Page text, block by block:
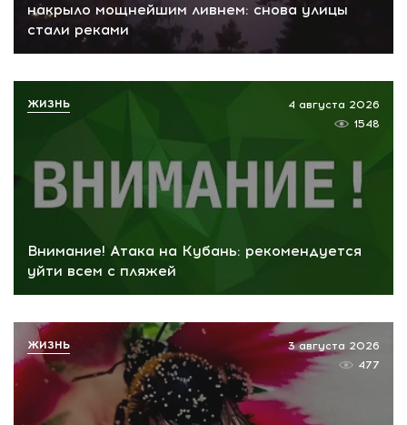
накрыло мощнейшим ливнем: снова улицы
стали реками
Внимание! Атака на Кубань: рекомендуется
уйти всем с пляжей
4 августа 2026
1548
ЖИЗНЬ
3 августа 2026
477
ЖИЗНЬ